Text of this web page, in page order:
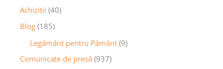
Achiziţii (40)
Blog (185)
Legământ pentru Pământ (9)
Comunicate de presă (937)